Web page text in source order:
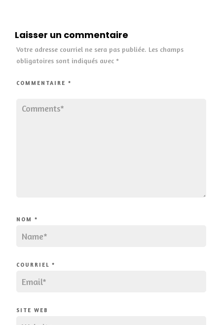
Laisser un commentaire
Votre adresse courriel ne sera pas publiée. Les champs
obligatoires sont indiqués avec *
COMMENTAIRE *
NOM *
COURRIEL *
SITE WEB